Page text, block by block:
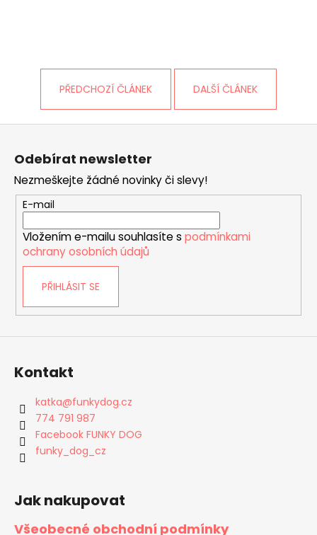
PŘEDCHOZÍ ČLÁNEK DALŠÍ ČLÁNEK
Z
Odebírat newsletter
Nezmeškejte žádné novinky či slevy!
E-mail
Vložením e-mailu souhlasíte s podmínkami
ochrany osobních údajů
PŘIHLÁSIT SE
Kontakt
katka@funkydog.cz
774 791 987
Facebook FUNKY DOG
funky_dog_cz
Jak nakupovat
Všeobecné obchodní podmínky